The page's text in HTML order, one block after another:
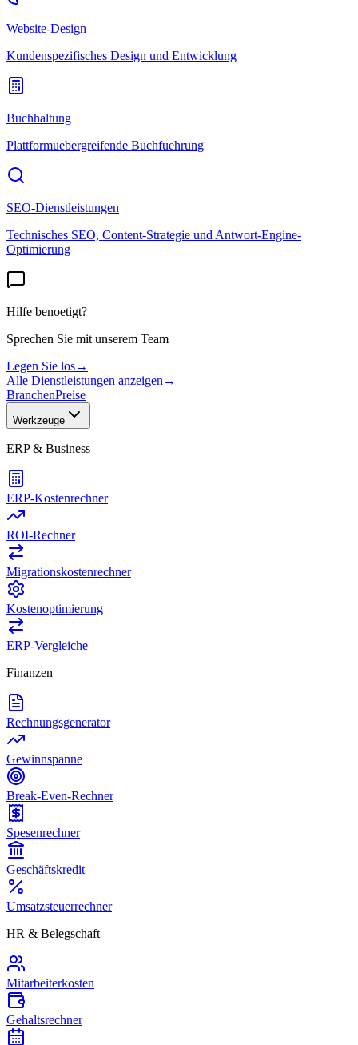
Website-Design
Kundenspezifisches Design und Entwicklung
Buchhaltung
Plattformuebergreifende Buchfuehrung
SEO-Dienstleistungen
Technisches SEO, Content-Strategie und Antwort-Engine-
Optimierung
Hilfe benoetigt?
Sprechen Sie mit unserem Team
Legen Sie los→
Alle Dienstleistungen anzeigen →
BranchenPreise
Werkzeuge
ERP & Business
ERP-Kostenrechner
ROI-Rechner
Migrationskostenrechner
Kostenoptimierung
ERP-Vergleiche
Finanzen
Rechnungsgenerator
Gewinnspanne
Break-Even-Rechner
Spesenrechner
Geschäftskredit
Umsatzsteuerrechner
HR & Belegschaft
Mitarbeiterkosten
Gehaltsrechner